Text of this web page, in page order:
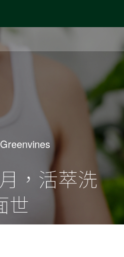
，活萃洗
世